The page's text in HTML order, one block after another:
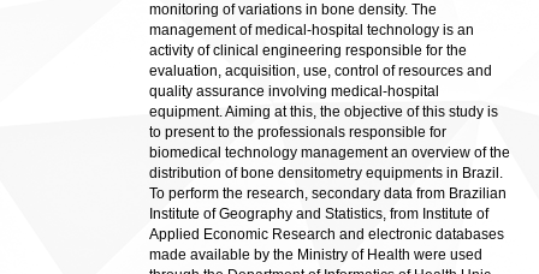
monitoring of variations in bone density. The
management of medical-hospital technology is an
activity of clinical engineering responsible for the
evaluation, acquisition, use, control of resources and
quality assurance involving medical-hospital
equipment. Aiming at this, the objective of this study is
to present to the professionals responsible for
biomedical technology management an overview of the
distribution of bone densitometry equipments in Brazil.
To perform the research, secondary data from Brazilian
Institute of Geography and Statistics, from Institute of
Applied Economic Research and electronic databases
made available by the Ministry of Health were used